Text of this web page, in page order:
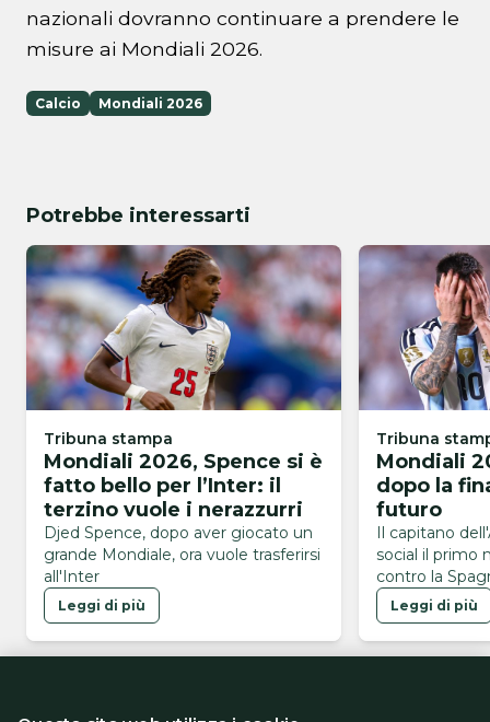
nazionali dovranno continuare a prendere le
misure ai Mondiali 2026.
Calcio Mondiali 2026
Potrebbe interessarti
Tribuna stampa
Mondiali 2026, Spence si è
fatto bello per l’Inter: il
terzino vuole i nerazzurri
Djed Spence, dopo aver giocato un
grande Mondiale, ora vuole trasferirsi
all'Inter
Leggi di più
Tribuna
Mondiali
dopo la
futuro
Il capitano
social il primo
contro la
Mondiali 2026
Leggi di più